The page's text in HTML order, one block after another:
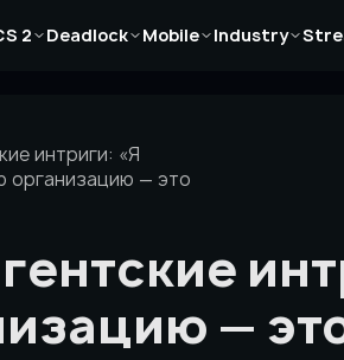
2 Deadlock
Статьи
Mobile
Статьи Industry
Статьи
интриги: «Я
организацию — это
—